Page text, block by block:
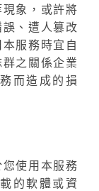
象，或許將
、遭人篡改
服務時宜自
之關係企業
而造成的損
您使用本服務
的軟體或資